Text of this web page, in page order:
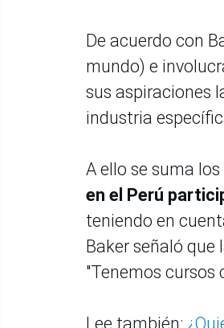
De acuerdo con
mundo) e
sus aspiraciones
industria
A ello se suma
en el Perú
teniendo en
Baker señaló
"Tenemos cursos
Lee también: